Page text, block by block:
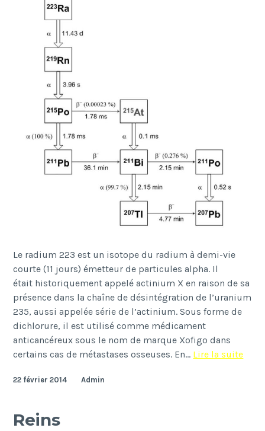
Le radium 223 est un isotope du radium à demi-vie
courte (11 jours) émetteur de particules alpha. Il
était historiquement appelé actinium X en raison de sa
présence dans la chaîne de désintégration de l’uranium
235, aussi appelée série de l’actinium. Sous forme de
dichlorure, il est utilisé comme médicament
anticancéreux sous le nom de marque Xofigo dans
certains cas de métastases osseuses. En… Lire la suite
22 février 2014 Admin
Reins